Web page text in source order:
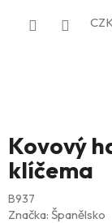
Kovový
klíčema
B937
Značka: Španělsko